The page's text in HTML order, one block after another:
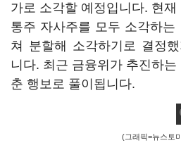
가로 소각할 예정입니다. 현
통주 자사주를 모두 소각하는
쳐 분할해 소각하기로 결정
니다. 최근 금융위가 추진하
춘 행보로 풀이됩니다.
(그래픽=뉴스토